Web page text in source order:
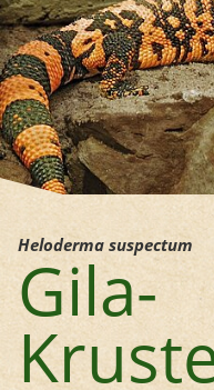
Heloderma suspectum
Gila-